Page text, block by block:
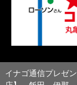
イナゴ通信プレ